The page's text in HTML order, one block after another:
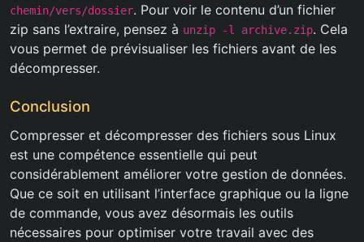
chemin/vers/dossier. Pour voir le contenu d’un fichier
zip sans l’extraire, pensez à unzip -l archive.zip. Cela
vous permet de prévisualiser les fichiers avant de les
décompresser.
Conclusion
Compresser et décompresser des fichiers sous Linux
est une compétence essentielle qui peut
considérablement améliorer votre gestion de données.
Que ce soit en utilisant l’interface graphique ou la ligne
de commande, vous avez désormais les outils
nécessaires pour optimiser votre travail avec des